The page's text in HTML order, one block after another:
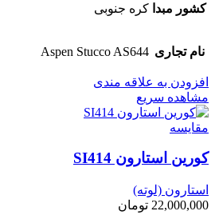
کشور مبدا کره جنوبی
نام تجاری Aspen Stucco AS644
افزودن به علاقه مندی
مشاهده سریع
مقایسه
کورین استارون SI414
استارون (لوته)
22,000,000 تومان